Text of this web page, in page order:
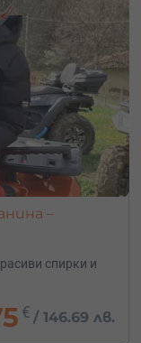
–
спирки и
€ / 146.69 лв.